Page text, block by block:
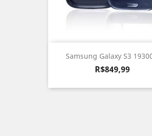
Samsung Galaxy S3
Preço
R$849,99